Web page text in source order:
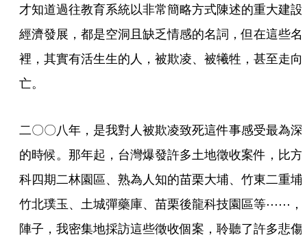
才知道過往教育系統以非常簡略方式陳述的重大建設
經濟發展，都是空洞且缺乏情感的名詞，但在這些名
裡，其實有活生生的人，被欺凌、被犧牲，甚至走向
亡。
二〇〇八年，是我對人被欺凌致死這件事感受最為深
的時候。那年起，台灣爆發許多土地徵收案件，比方
科四期二林園區、熟為人知的苗栗大埔、竹東二重埔
竹北璞玉、土城彈藥庫、苗栗後龍科技園區等⋯⋯，
陣子，我密集地採訪這些徵收個案，聆聽了許多悲傷